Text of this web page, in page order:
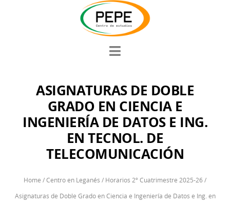
ASIGNATURAS DE DOBLE
GRADO EN CIENCIA E
INGENIERÍA DE DATOS E ING.
EN TECNOL. DE
TELECOMUNICACIÓN
Home /Centro en Leganés / Horarios 2º Cuatrimestre 2025-26/
Asignaturas de Doble Grado en Ciencia e Ingeniería de Datos e Ing. en